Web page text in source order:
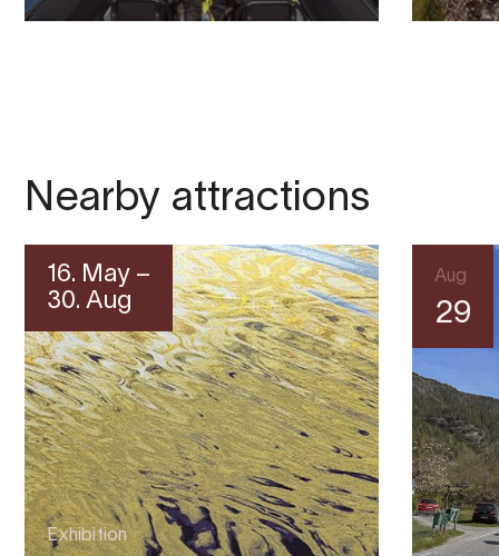
Nearby attractions
16. May –
30. Aug
Exhibition
Aug
29